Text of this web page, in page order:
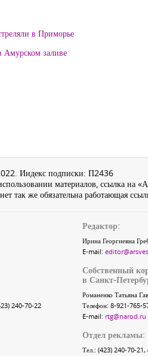
в Приморье
Амурском заливе
Индекс подписки: П2436
материалов, ссылка на
так же обязательна работающая
240-70-22
Редактор:
Ирина Георгиевна
E-mail:
Собственный
в Санкт-
Романенко Татьяна
Телефон: 8-921-765-
E-mail: rtg@narod.ru
Отдел рекламы:
Тел.: (423) 240-70-21,